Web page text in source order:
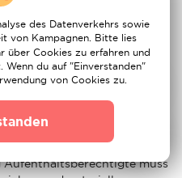
keine Arbeit in
der das
muss
des Datenverkehrs sowie
von Kampagnen. Bitte lies
über Cookies zu erfahren und
Wenn du auf "Einverstanden"
von Cookies zu.